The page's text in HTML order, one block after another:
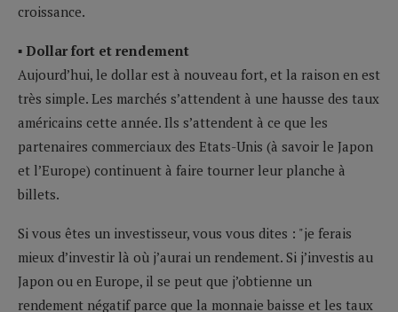
croissance.
▪ Dollar fort et rendement
Aujourd’hui, le dollar est à nouveau fort, et la raison en est
très simple. Les marchés s’attendent à une hausse des taux
américains cette année. Ils s’attendent à ce que les
partenaires commerciaux des Etats-Unis (à savoir le Japon
et l’Europe) continuent à faire tourner leur planche à
billets.
Si vous êtes un investisseur, vous vous dites : "je ferais
mieux d’investir là où j’aurai un rendement. Si j’investis au
Japon ou en Europe, il se peut que j’obtienne un
rendement négatif parce que la monnaie baisse et les taux